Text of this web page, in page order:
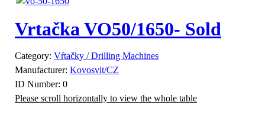
Vrtačka VO50/1650- Sold
Category: Vŕtačky / Drilling Machines
Manufacturer: Kovosvit/CZ
ID Number: 0